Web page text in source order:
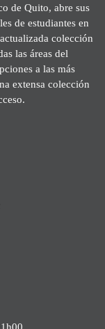
de Quito, abre sus
de estudiantes en
colección
las áreas del
a las más
extensa colección